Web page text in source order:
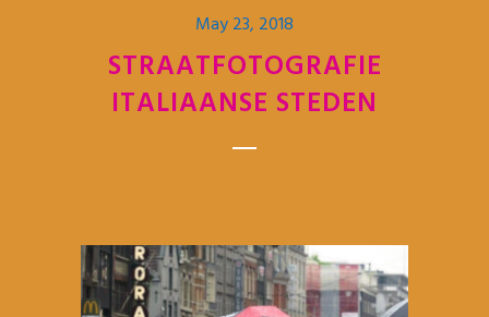
May 23, 2018
STRAATFOTOGRAFIE
ITALIAANSE STEDEN